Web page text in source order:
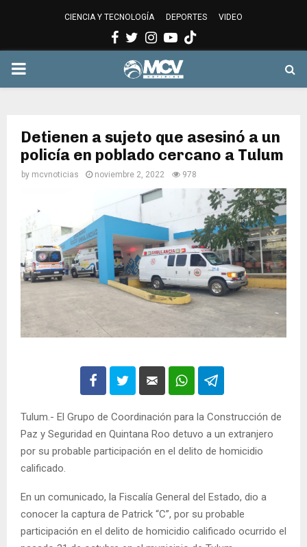
CIENCIA Y TECNOLOGÍA DEPORTES VIDEO
Facebook
Twitter
Instagram
Youtube
PRIMARY
Detienen a sujeto que asesinó a un
policía en poblado cercano a Tulum
by mcvnoticias noviembre 2, 2022 978
Tulum.- El Grupo de Coordinación para la Construcción de
Paz y Seguridad en Quintana Roo detuvo a un extranjero
por su probable participación en el delito de homicidio
calificado.
En un comunicado, la Fiscalía General del Estado, dio a
conocer la captura de Patrick “C”, por su probable
participación en el delito de homicidio calificado ocurrido el